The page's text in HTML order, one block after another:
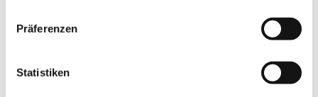
Präferenzen
Statistiken